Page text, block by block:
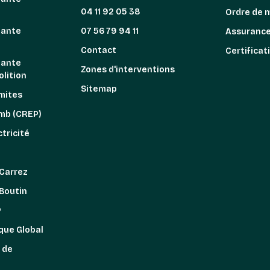
(CREP)
Global
04 11 92 05 38
07 56 79 94 11
Contact
Zones d'interventions
Sitemap
Ordre de